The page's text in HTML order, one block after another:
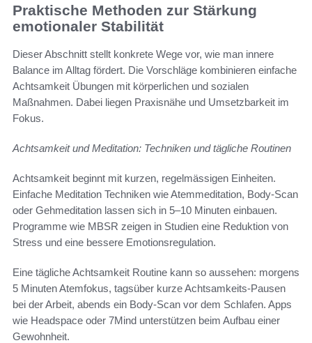
Praktische Methoden zur Stärkung
emotionaler Stabilität
Dieser Abschnitt stellt konkrete Wege vor, wie man innere
Balance im Alltag fördert. Die Vorschläge kombinieren einfache
Achtsamkeit Übungen mit körperlichen und sozialen
Maßnahmen. Dabei liegen Praxisnähe und Umsetzbarkeit im
Fokus.
Achtsamkeit und Meditation: Techniken und tägliche Routinen
Achtsamkeit beginnt mit kurzen, regelmässigen Einheiten.
Einfache Meditation Techniken wie Atemmeditation, Body-Scan
oder Gehmeditation lassen sich in 5–10 Minuten einbauen.
Programme wie MBSR zeigen in Studien eine Reduktion von
Stress und eine bessere Emotionsregulation.
Eine tägliche Achtsamkeit Routine kann so aussehen: morgens
5 Minuten Atemfokus, tagsüber kurze Achtsamkeits-Pausen
bei der Arbeit, abends ein Body-Scan vor dem Schlafen. Apps
wie Headspace oder 7Mind unterstützen beim Aufbau einer
Gewohnheit.